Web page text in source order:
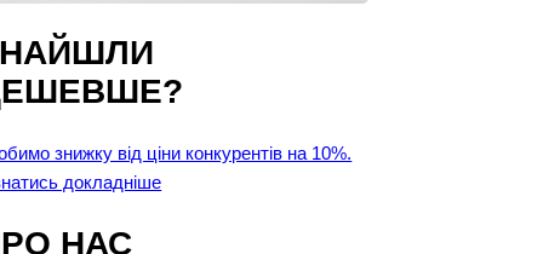
знижку від ціни конкурентів на 10%.
докладніше
НАС